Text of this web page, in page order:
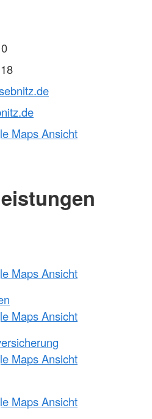
Maps Ansicht
Maps Ansicht
Maps Ansicht
Maps Ansicht
Maps Ansicht